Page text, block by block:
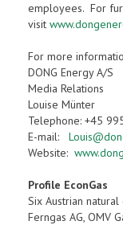
employees. For
visit
For more
DONG Energy A/S
Media Relations
Louise Münter
Telephone: +45
E-mail:
Website:
Profile EconGas
Six Austrian natural
Ferngas AG, OMV